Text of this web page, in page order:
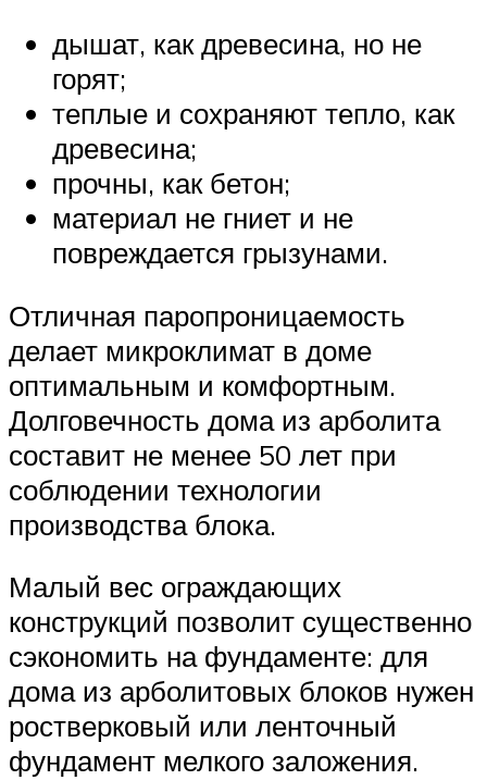
дышат, как древесина, но не
горят;
теплые и сохраняют тепло, как
древесина;
прочны, как бетон;
материал не гниет и не
повреждается грызунами.
Отличная паропроницаемость
делает микроклимат в доме
оптимальным и комфортным.
Долговечность дома из арболита
составит не менее 50 лет при
соблюдении технологии
производства блока.
Малый вес ограждающих
конструкций позволит существенно
сэкономить на фундаменте: для
дома из арболитовых блоков нужен
ростверковый или ленточный
фундамент мелкого заложения.